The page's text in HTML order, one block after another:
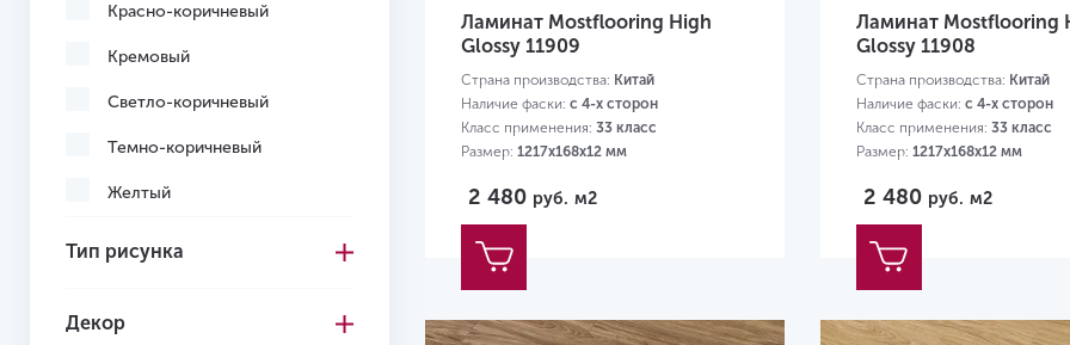
Красно-коричневый
Кремовый
Светло-коричневый
Темно-коричневый
Желтый
Тип рисунка
Декор
Ламинат Mostflooring High
Glossy 11909
Страна производства: Китай
Наличие фаски: с 4-х сторон
Класс применения: 33 класс
Размер: 1217х168х12 мм
2 480 руб. м2
Ламинат Mostflooring
Glossy 11908
Страна производства: Китай
Наличие фаски: с 4-х сторон
Класс применения: 33 класс
Размер: 1217х168х12 мм
2 480 руб. м2